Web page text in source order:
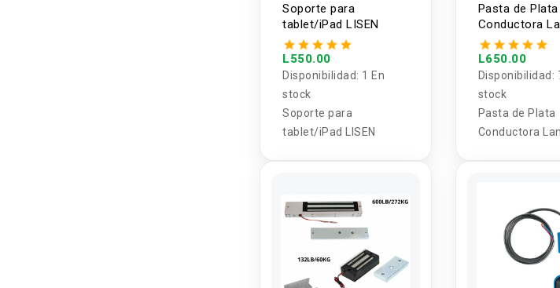
Soporte para
tablet/iPad LISEN
L550.00
Disponibilidad: 1 En
stock
Soporte para
tablet/iPad LISEN
Pasta de Plata
Conductora
Nano
L650.00
Disponibilidad:
stock
Pasta de Plata
Conductora